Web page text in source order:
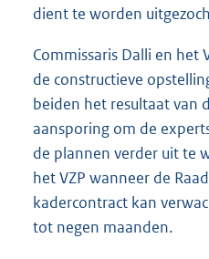
dient te worden
Commissaris Dalli en het
de constructieve
beiden het resultaat van
aansporing om de
de plannen verder uit te
het VZP wanneer de
kadercontract kan
tot negen maanden.